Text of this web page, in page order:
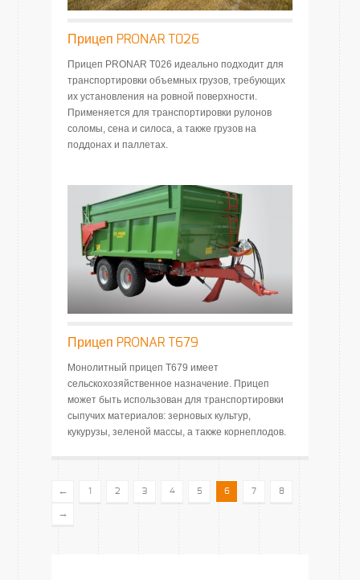
Прицеп PRONAR T026
Прицеп PRONAR T026 идеально подходит для
транспортировки объемных грузов, требующих
их установления на ровной поверхности.
Применяется для транспортировки рулонов
соломы, сена и силоса, а также грузов на
поддонах и паллетах.
Прицеп PRONAR T679
Монолитный прицеп T679 имеет
сельскохозяйственное назначение. Прицеп
может быть использован для транспортировки
сыпучих материалов: зерновых культур,
кукурузы, зеленой массы, а также корнеплодов.
← 1 2 3 4 5 6 7 8
→